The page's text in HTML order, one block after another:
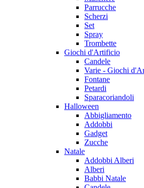
Parrucche
Scherzi
Set
Spray
Trombette
Giochi d'Artificio
Candele
Varie - Giochi
Fontane
Petardi
Sparacoriandoli
Halloween
Abbigliamento
Addobbi
Gadget
Zucche
Natale
Addobbi Alberi
Alberi
Babbi Natale